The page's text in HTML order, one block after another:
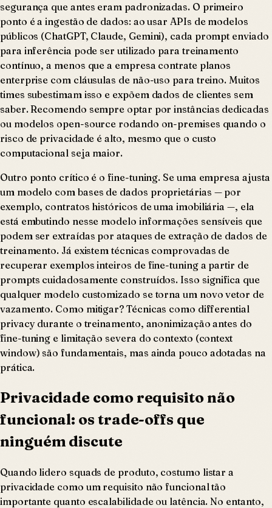
segurança que antes eram padronizadas. O primeiro
ponto é a ingestão de dados: ao usar APIs de modelos
públicos (ChatGPT, Claude, Gemini), cada prompt enviado
para inferência pode ser utilizado para treinamento
contínuo, a menos que a empresa contrate planos
enterprise com cláusulas de não-uso para treino. Muitos
times subestimam isso e expõem dados de clientes sem
saber. Recomendo sempre optar por instâncias dedicadas
ou modelos open-source rodando on-premises quando o
risco de privacidade é alto, mesmo que o custo
computacional seja maior.
Outro ponto crítico é o fine-tuning. Se uma empresa ajusta
um modelo com bases de dados proprietárias — por
exemplo, contratos históricos de uma imobiliária —, ela
está embutindo nesse modelo informações sensíveis que
podem ser extraídas por ataques de extração de dados de
treinamento. Já existem técnicas comprovadas de
recuperar exemplos inteiros de fine-tuning a partir de
prompts cuidadosamente construídos. Isso significa que
qualquer modelo customizado se torna um novo vetor de
vazamento. Como mitigar? Técnicas como differential
privacy durante o treinamento, anonimização antes do
fine-tuning e limitação severa do contexto (context
window) são fundamentais, mas ainda pouco adotadas na
prática.
Privacidade como requisito não
funcional: os trade-offs que
ninguém discute
Quando lidero squads de produto, costumo listar a
privacidade como um requisito não funcional tão
importante quanto escalabilidade ou latência. No entanto,